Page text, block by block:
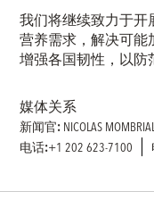
我们将继续致力于
营养需求，解决可
增强各国韧性，以防
媒体关系
新闻官:NICOLAS
电话:+1 202 623-7100